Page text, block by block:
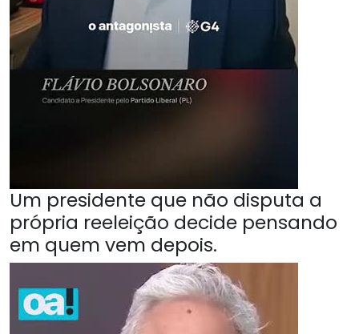
Um presidente que não disputa a
própria reeleição decide pensando
em quem vem depois.